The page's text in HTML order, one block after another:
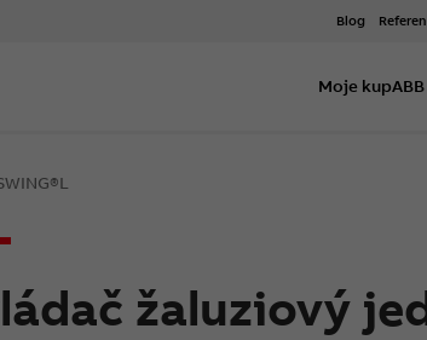
Blog
Moje kupABB
žaluziový